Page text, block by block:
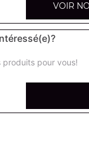
VOIR
produits pour vous!